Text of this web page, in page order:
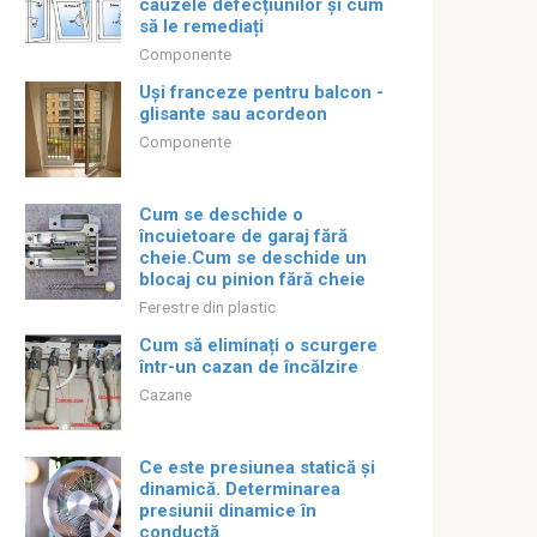
cauzele defecțiunilor și cum
să le remediați
Componente
Uși franceze pentru balcon -
glisante sau acordeon
Componente
Cum se deschide o
încuietoare de garaj fără
cheie.Cum se deschide un
blocaj cu pinion fără cheie
Ferestre din plastic
Cum să eliminați o scurgere
într-un cazan de încălzire
Cazane
Ce este presiunea statică și
dinamică. Determinarea
presiunii dinamice în
conductă